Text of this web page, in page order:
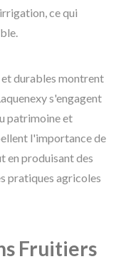
ce qui
durables montrent
s'engagent
patrimoine et
l'importance de
en produisant des
pratiques agricoles
Fruitiers